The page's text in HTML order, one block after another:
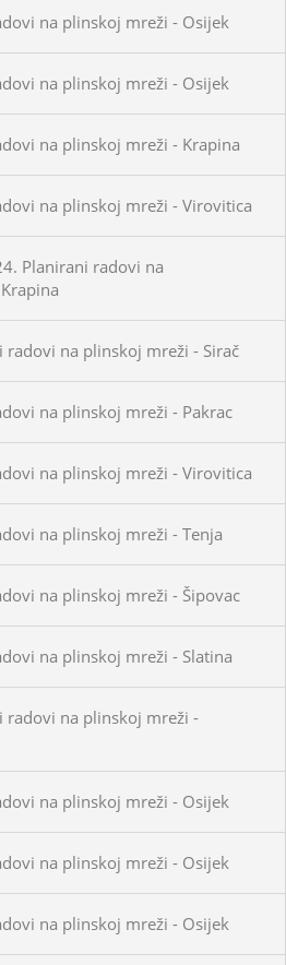
na plinskoj mreži - Osijek
na plinskoj mreži - Osijek
na plinskoj mreži - Krapina
na plinskoj mreži - Virovitica
Planirani radovi na
na plinskoj mreži - Sirač
na plinskoj mreži - Pakrac
na plinskoj mreži - Virovitica
na plinskoj mreži - Tenja
na plinskoj mreži - Šipovac
na plinskoj mreži - Slatina
radovi na plinskoj mreži -
na plinskoj mreži - Osijek
na plinskoj mreži - Osijek
na plinskoj mreži - Osijek